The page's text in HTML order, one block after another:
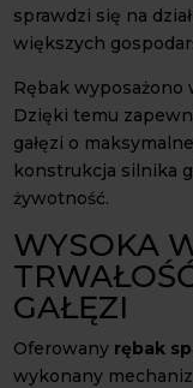
sprawdzi się na
większych
Rębak wyposażono
Dzięki temu
gałęzi o
konstrukcja silnika
żywotność.
WYSOKA
GAŁĘZI
Oferowany rębak
wykonany